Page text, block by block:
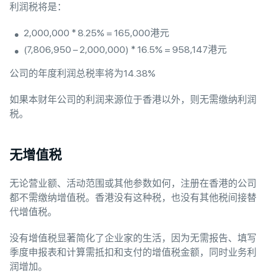
利润税将是：
2,000,000 * 8.25% = 165,000港元
(7,806,950 – 2,000,000) * 16.5% = 958,147港元
公司的年度利润总税率将为14.38%
如果本财年公司的利润来源位于香港以外，则无需缴纳利润
税。
无增值税
无论营业额、活动范围或其他参数如何，注册在香港的公司
都不需缴纳增值税。香港没有这种税，也没有其他税间接替
代增值税。
没有增值税显著简化了企业家的生活，因为无需报告、填写
季度申报表和计算需抵扣和支付的增值税金额，同时业务利
润增加。